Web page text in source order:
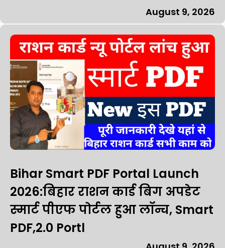
August 9, 2026
Bihar Smart PDF Portal Launch
2026:बिहार राशन कार्ड बिग अपडेट
स्मार्ट पीएफ पोर्टल हुआ लॉन्च, Smart
PDF,2.0 Portl